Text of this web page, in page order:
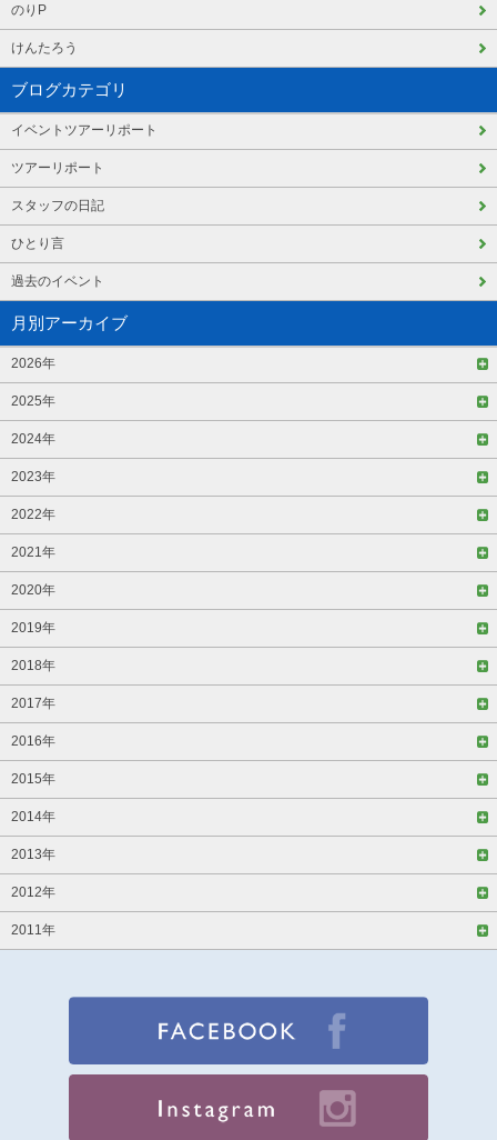
のりP
けんたろう
ブログカテゴリ
イベントツアーリポート
ツアーリポート
スタッフの日記
ひとり言
過去のイベント
月別アーカイブ
2026年
2025年
2024年
2023年
2022年
2021年
2020年
2019年
2018年
2017年
2016年
2015年
2014年
2013年
2012年
2011年